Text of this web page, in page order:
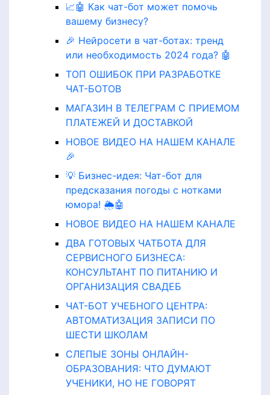
📈🤖 Как чат-бот может помочь
вашему бизнесу?
🎉 Нейросети в чат-ботах: тренд
или необходимость 2024 года? 🤖
ТОП ОШИБОК ПРИ РАЗРАБОТКЕ
ЧАТ-БОТОВ
МАГАЗИН В ТЕЛЕГРАМ С ПРИЕМОМ
ПЛАТЕЖЕЙ И ДОСТАВКОЙ
НОВОЕ ВИДЕО НА НАШЕМ КАНАЛЕ
🎉
💡 Бизнес-идея: Чат-бот для
предсказания погоды с нотками
юмора! 🌦️🤖
НОВОЕ ВИДЕО НА НАШЕМ КАНАЛЕ
ДВА ГОТОВЫХ ЧАТБОТА ДЛЯ
СЕРВИСНОГО БИЗНЕСА:
КОНСУЛЬТАНТ ПО ПИТАНИЮ И
ОРГАНИЗАЦИЯ СВАДЕБ
ЧАТ-БОТ УЧЕБНОГО ЦЕНТРА:
АВТОМАТИЗАЦИЯ ЗАПИСИ ПО
ШЕСТИ ШКОЛАМ
СЛЕПЫЕ ЗОНЫ ОНЛАЙН-
ОБРАЗОВАНИЯ: ЧТО ДУМАЮТ
УЧЕНИКИ, НО НЕ ГОВОРЯТ